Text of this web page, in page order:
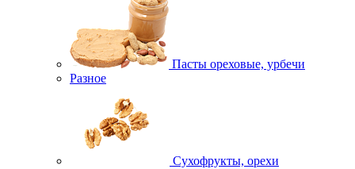
Пасты ореховые, урбечи
Разное
Сухофрукты, орехи